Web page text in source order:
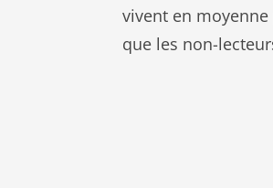
vivent en
que les non-